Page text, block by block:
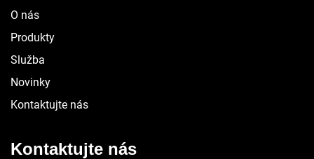
O nás
Produkty
Služba
Novinky
Kontaktujte nás
Kontaktujte nás